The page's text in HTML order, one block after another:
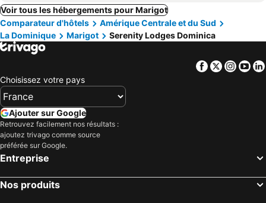
Voir tous les hébergements pour Marigot
Comparateur d'hôtels
Amérique Centrale et du Sud
La Dominique
Marigot Serenity Lodges Dominica
Facebook
Twitter
Choisissez votre pays
Ajouter sur Google
Retrouvez facilement nos résultats :
ajoutez trivago comme source
préférée sur Google.
Entreprise
Nos produits